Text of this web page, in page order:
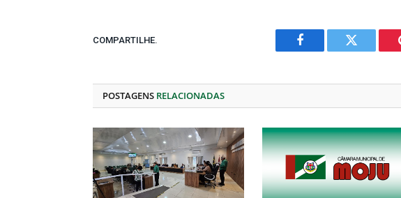
COMPARTILHE.
Facebook Twitter
POSTAGENS RELACIONADAS